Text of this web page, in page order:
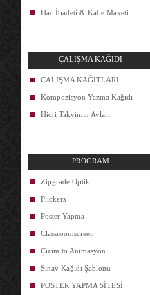
Hac İbadeti & Kabe Maketi
ÇALIŞMA KAĞIDI
ÇALIŞMA KAĞITLARI
Kompozisyon Yazma Kağıdı
Hicri Takvimin Ayları
PROGRAM
Zipgrade Optik
Plickers
Poster Yapma
Classroomscreen
Çizim to Animasyon
Sınav Kağıdı Şablonu
POSTER YAPMA SİTESİ